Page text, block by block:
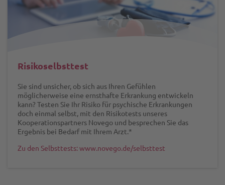
Risikoselbsttest
Sie sind unsicher, ob sich aus Ihren Gefühlen
möglicherweise eine ernsthafte Erkrankung entwickeln
kann? Testen Sie Ihr Risiko für psychische Erkrankungen
doch einmal selbst, mit den Risikotests unseres
Kooperationspartners Novego und besprechen Sie das
Ergebnis bei Bedarf mit Ihrem Arzt.*
Zu den Selbsttests: www.novego.de/selbsttest